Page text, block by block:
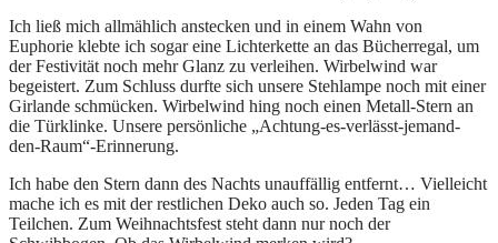
Ich ließ mich allmählich anstecken und in einem Wahn von
Euphorie klebte ich sogar eine Lichterkette an das Bücherregal, um
der Festivität noch mehr Glanz zu verleihen. Wirbelwind war
begeistert. Zum Schluss durfte sich unsere Stehlampe noch mit einer
Girlande schmücken. Wirbelwind hing noch einen Metall-Stern an
die Türklinke. Unsere persönliche „Achtung-es-verlässt-jemand-
den-Raum“-Erinnerung.
Ich habe den Stern dann des Nachts unauffällig entfernt… Vielleicht
mache ich es mit der restlichen Deko auch so. Jeden Tag ein
Teilchen. Zum Weihnachtsfest steht dann nur noch der